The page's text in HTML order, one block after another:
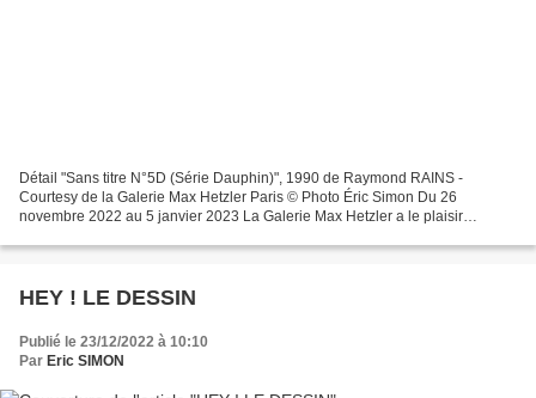
Détail "Sans titre N°5D (Série Dauphin)", 1990 de Raymond RAINS -
Courtesy de la Galerie Max Hetzler Paris © Photo Éric Simon Du 26
novembre 2022 au 5 janvier 2023 La Galerie Max Hetzler a le plaisir
HEY ! LE DESSIN
Publié le 23/12/2022 à 10:10
Par Eric SIMON